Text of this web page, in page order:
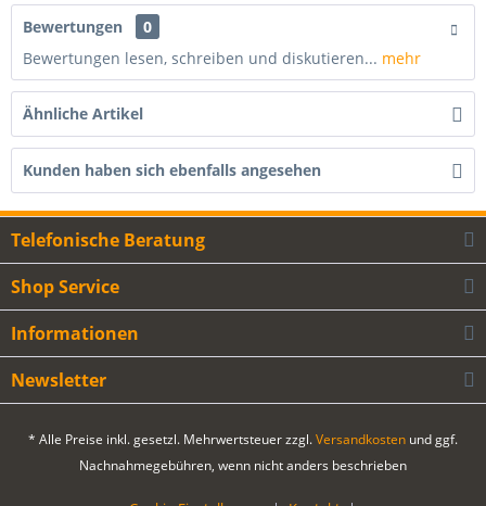
Bewertungen
0
Bewertungen lesen, schreiben und diskutieren... mehr
Ähnliche Artikel
Kunden haben sich ebenfalls angesehen
Telefonische Beratung
Shop Service
Informationen
Newsletter
* Alle Preise inkl. gesetzl. Mehrwertsteuer zzgl.Versandkosten und ggf.
Nachnahmegebühren, wenn nicht anders beschrieben